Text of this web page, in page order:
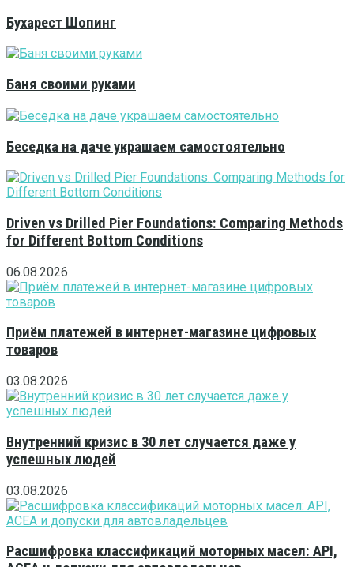
Бухарест Шопинг
Баня своими руками
Беседка на даче украшаем самостоятельно
Driven vs Drilled Pier Foundations: Comparing Methods
for Different Bottom Conditions
06.08.2026
Приём платежей в интернет-магазине цифровых
товаров
03.08.2026
Внутренний кризис в 30 лет случается даже у
успешных людей
03.08.2026
Расшифровка классификаций моторных масел: API,